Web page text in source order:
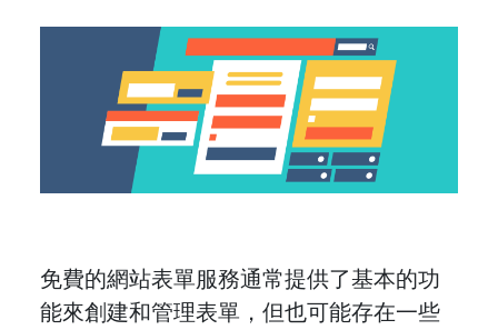
免費的網站表單服務通常提供了基本的功
能來創建和管理表單，但也可能存在一些